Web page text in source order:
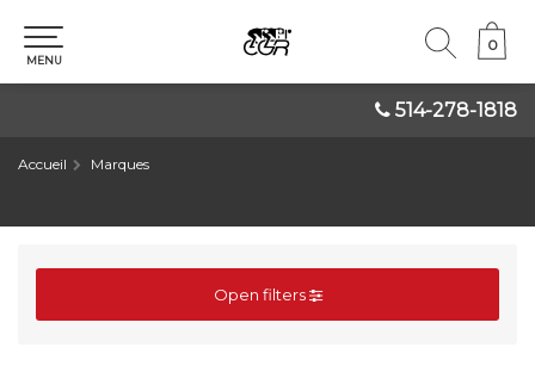
514-278-1818
0
0
MENU
Accueil Marques
Open filters